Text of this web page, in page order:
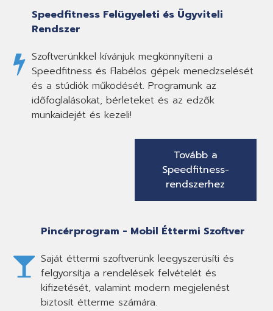
Speedfitness Felügyeleti és Ügyviteli
Rendszer
Szoftverünkkel kívánjuk megkönnyíteni a
Speedfitness és Flabélos gépek menedzselését
és a stúdiók működését. Programunk az
időfoglalásokat, bérleteket és az edzők
munkaidejét és kezeli!
Tovább a
Speedfitness-
rendszerhez
Pincérprogram - Mobil Éttermi Szoftver
Saját éttermi szoftverünk leegyszerüsíti és
felgyorsítja a rendelések felvételét és
kifizetését, valamint modern megjelenést
biztosít étterme számára.